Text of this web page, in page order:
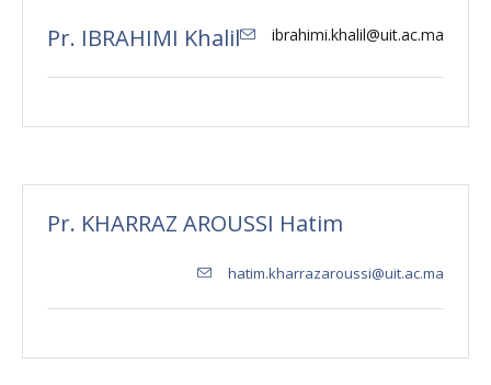
Pr. IBRAHIMI Khalil ibrahimi.khalil@uit.ac.ma
Pr. KHARRAZ AROUSSI Hatim
hatim.kharrazaroussi@uit.ac.ma